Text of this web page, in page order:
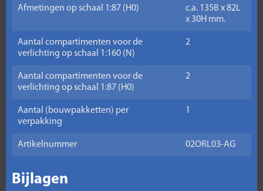
Afmetingen op schaal 1:87 (H0)
c.a. 135B x 82L
x 30H mm.
Aantal compartimenten voor de
verlichting op schaal 1:160 (N)
2
Aantal compartimenten voor de
verlichting op schaal 1:87 (H0)
2
Aantal (bouwpakketten) per
verpakking
1
Artikelnummer 02ORL03-AG
Bijlagen